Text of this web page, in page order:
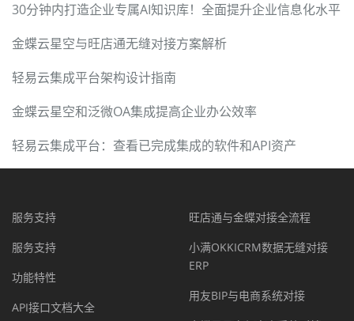
30分钟内打造企业专属AI知识库！全面提升企业信息化水平
金蝶云星空与旺店通无缝对接方案解析
轻易云集成平台架构设计指南
金蝶云星空和泛微OA集成提高企业办公效率
轻易云集成平台：查看已完成集成的软件和API资产
服务支持
服务支持
功能特性
API接口文档大全
旺店通与金蝶对接全流程
小满OKKICRM数据无缝对接
ERP
用友BIP与电商系统对接